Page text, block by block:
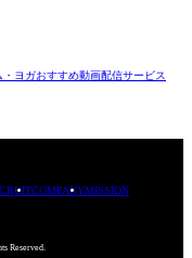
・ヨガおすすめ動画配信サービス
COMPANYMISSION
Reserved.